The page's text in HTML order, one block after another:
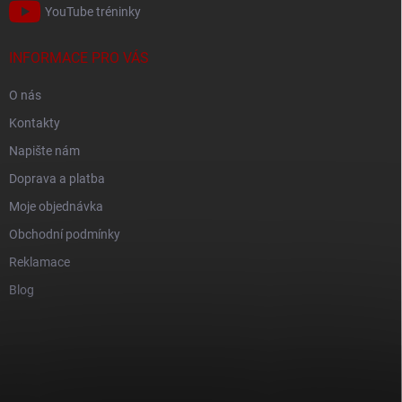
YouTube tréninky
INFORMACE PRO VÁS
O nás
Kontakty
Napište nám
Doprava a platba
Moje objednávka
Obchodní podmínky
Reklamace
Blog